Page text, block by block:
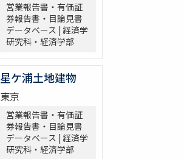
営業報告書・有価証
券報告書・目論見書
データベース | 経済学
研究科・経済学部
星ケ浦土地建物
東京
営業報告書・有価証
券報告書・目論見書
データベース | 経済学
研究科・経済学部